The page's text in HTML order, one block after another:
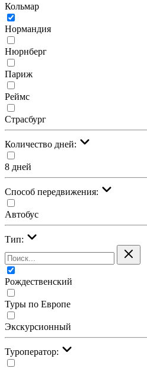
Кольмар
Нормандия
Нюрнберг
Париж
Реймс
Страсбург
Количество дней:
8 дней
Cпособ передвижения:
Автобус
Тип:
Рождественский
Туры по Европе
Экскурсионный
Туроператор: